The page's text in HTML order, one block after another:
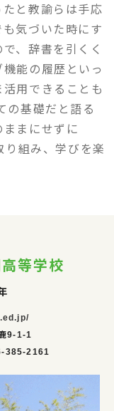
と教諭らは手応
気づいた時にす
、辞書を引くく
能の履歴といっ
用できることも
の基礎だと語る
まにせずに
り組み、学びを楽
等学校
9-1-1
385-2161